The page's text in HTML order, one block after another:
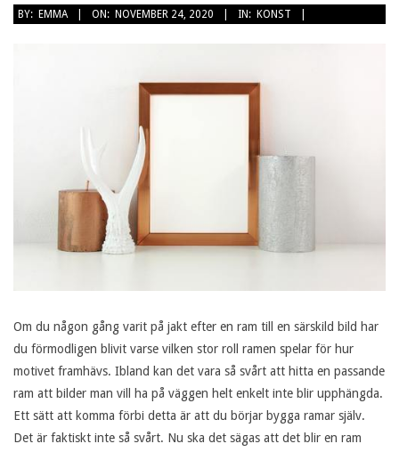
2020-
BY: EMMA ON: NOVEMBER 24, 2020 IN: KONST
Om du någon gång varit på jakt efter en ram till en särskild bild har
du förmodligen blivit varse vilken stor roll ramen spelar för hur
motivet framhävs. Ibland kan det vara så svårt att hitta en passande
ram att bilder man vill ha på väggen helt enkelt inte blir upphängda.
Ett sätt att komma förbi detta är att du börjar bygga ramar själv.
Det är faktiskt inte så svårt. Nu ska det sägas att det blir en ram